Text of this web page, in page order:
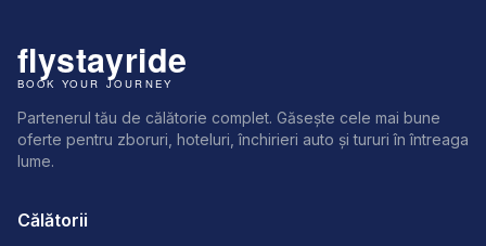
Partenerul tău de călătorie complet. Găsește cele mai bune
oferte pentru zboruri, hoteluri, închirieri auto și tururi în întreaga
lume.
Călătorii